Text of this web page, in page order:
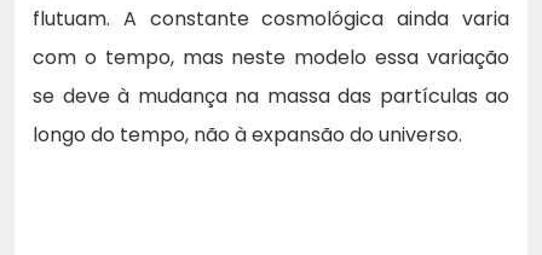
flutuam. A constante cosmológica ainda varia
com o tempo, mas neste modelo essa variação
se deve à mudança na massa das partículas ao
longo do tempo, não à expansão do universo.